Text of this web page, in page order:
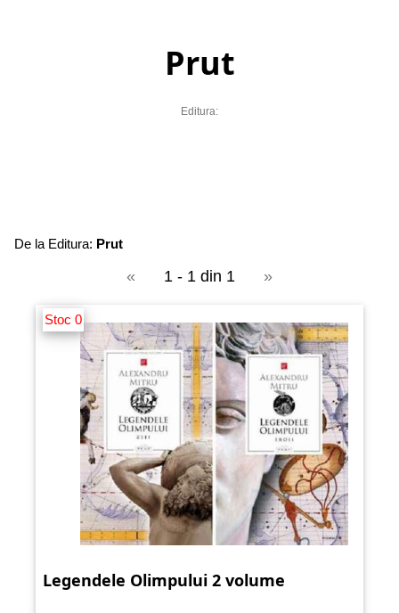
Prut
Editura:
De la Editura: Prut
« 1 - 1 din 1 »
Stoc 0
Legendele Olimpului 2 volume